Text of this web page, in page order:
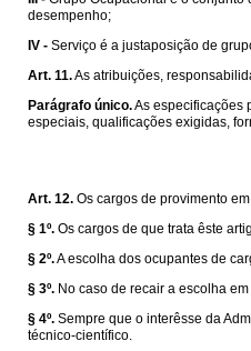
desempenho;
IV - Serviço é a justaposição de
Art. 11.As atribuições,
Parágrafo único.As especificações
especiais, qualificações exigidas,
Art. 12. Os cargos de provimento
§ 1º. Os cargos de que trata êste
§ 2º.A escolha dos ocupantes de
§ 3º. No caso de recair a escolha
§ 4º. Sempre que o interêsse da
técnico-científico.